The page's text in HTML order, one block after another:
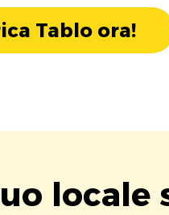
Tablo ora!
locale